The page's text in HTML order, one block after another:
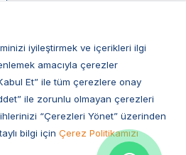
iyileştirmek ve içerikleri ilgi
amacıyla çerezler
Et” ile tüm çerezlere onay
ile zorunlu olmayan çerezleri
“Çerezleri Yönet” üzerinden
bilgi için Çerez Politikamızı